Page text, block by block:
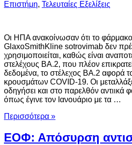
Επιστήμη, Τελευταίες Εξελίξεις
Οι ΗΠΑ ανακοίνωσαν ότι το φάρμακο
GlaxoSmithKline sotrovimab δεν
χρησιμοποιείται, καθώς είναι
στελέχους ΒΑ.2, που πλέον
δεδομένα, το στέλεχος ΒΑ.2 αφορά
κρουσμάτων COVID-19. Οι
οδηγήσει και στο παρελθόν
όπως έγινε τον Ιανουάριο με τα …
Περισσότερα »
ΕΟΦ: Απόσυρση